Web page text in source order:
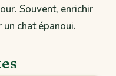
Souvent, enrichir
chat épanoui.